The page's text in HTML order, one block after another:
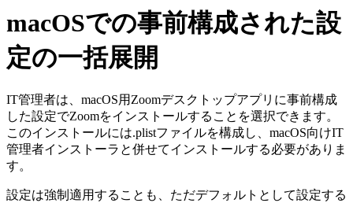
macOSでの事前構成された設
定の一括展開
IT管理者は、macOS用Zoomデスクトップアプリに事前構成
した設定でZoomをインストールすることを選択できます。
このインストールには.plistファイルを構成し、macOS向けIT
管理者インストーラと併せてインストールする必要がありま
す。
設定は強制適用することも、ただデフォルトとして設定する